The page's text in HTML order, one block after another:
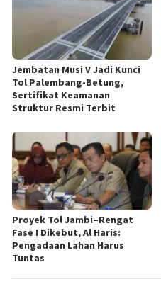
Jembatan Musi V Jadi Kunci
Tol Palembang-Betung,
Sertifikat Keamanan
Struktur Resmi Terbit
Proyek Tol Jambi–Rengat
Fase I Dikebut, Al Haris:
Pengadaan Lahan Harus
Tuntas